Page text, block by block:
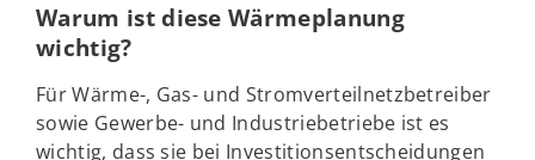
Warum ist diese Wärmeplanung
wichtig?
Für Wärme-, Gas- und Stromverteilnetzbetreiber
sowie Gewerbe- und Industriebetriebe ist es
wichtig, dass sie bei Investitionsentscheidungen